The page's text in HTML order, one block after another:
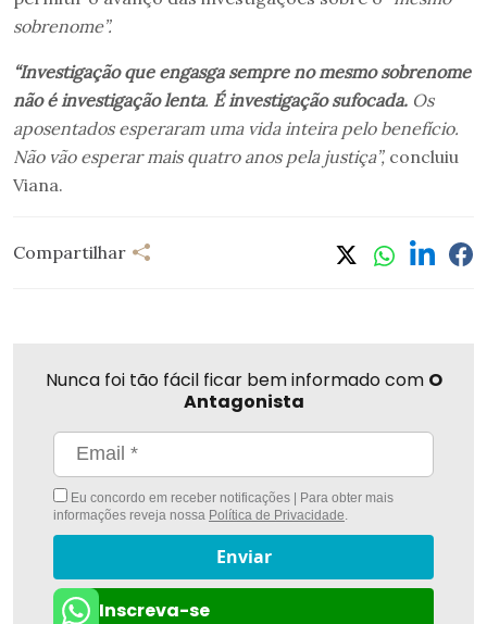
sobrenome”.
“Investigação que engasga sempre no mesmo sobrenome
não é investigação lenta. É investigação sufocada. Os
aposentados esperaram uma vida inteira pelo benefício.
Não vão esperar mais quatro anos pela justiça”, concluiu
Viana.
Compartilhar
Nunca foi tão fácil ficar bem informado com O
Antagonista
Eu concordo em receber notificações | Para obter mais
informações reveja nossa Política de Privacidade.
Enviar
Inscreva-se